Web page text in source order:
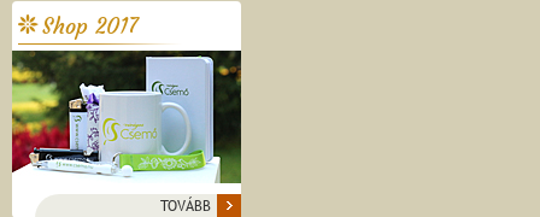
Shop 2017
TOVÁBB